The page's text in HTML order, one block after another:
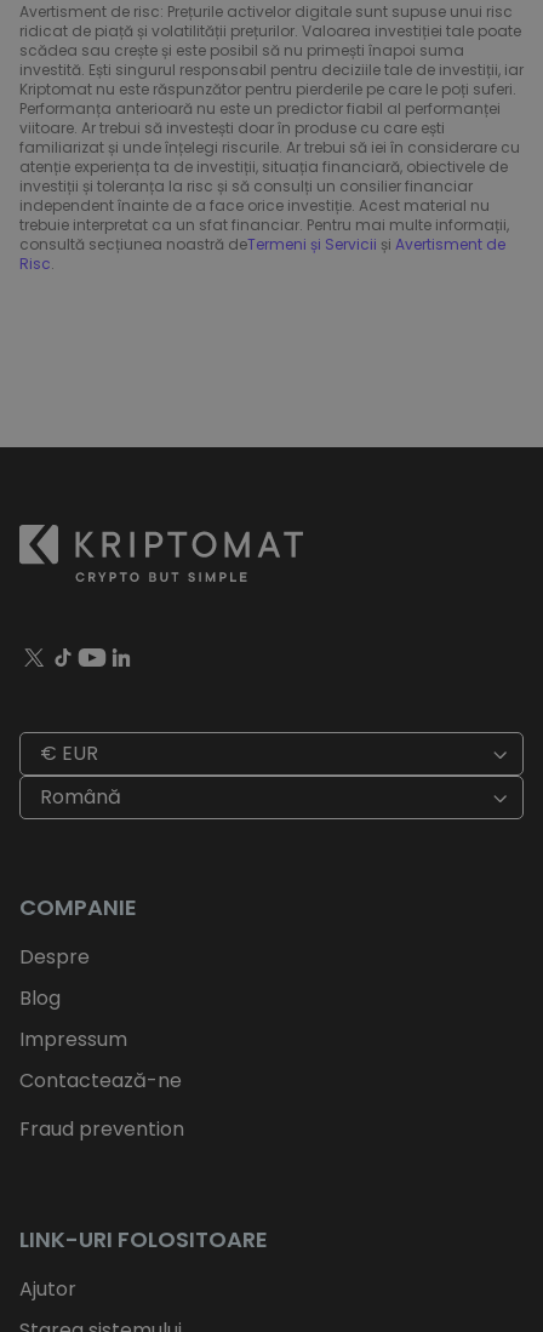
Avertisment de risc: Prețurile activelor digitale sunt supuse unui risc
ridicat de piață și volatilității prețurilor. Valoarea investiției tale poate
scădea sau crește și este posibil să nu primești înapoi suma
investită. Ești singurul responsabil pentru deciziile tale de investiții, iar
Kriptomat nu este răspunzător pentru pierderile pe care le poți suferi.
Performanța anterioară nu este un predictor fiabil al performanței
viitoare. Ar trebui să investești doar în produse cu care ești
familiarizat și unde înțelegi riscurile. Ar trebui să iei în considerare cu
atenție experiența ta de investiții, situația financiară, obiectivele de
investiții și toleranța la risc și să consulți un consilier financiar
independent înainte de a face orice investiție. Acest material nu
trebuie interpretat ca un sfat financiar. Pentru mai multe informații,
consultă secțiunea noastră deTermeni și Servicii și Avertisment de
Risc.
€ EUR
Română
COMPANIE
Despre
Blog
Impressum
Contactează-ne
Fraud prevention
LINK-URI FOLOSITOARE
Ajutor